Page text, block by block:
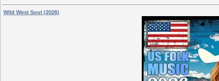
Wild West Soul (2026)